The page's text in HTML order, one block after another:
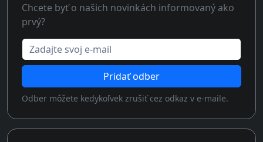
Chcete byť o našich novinkách informovaný ako
prvý?
Zadajte svoj e-mail
Pridať odber
Odber môžete kedykoľvek zrušiť cez odkaz v e-maile.